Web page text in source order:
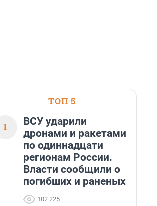
ТОП 5
1
ВСУ ударили
дронами и ракетами
по одиннадцати
регионам России.
Власти сообщили о
погибших и раненых
102 225